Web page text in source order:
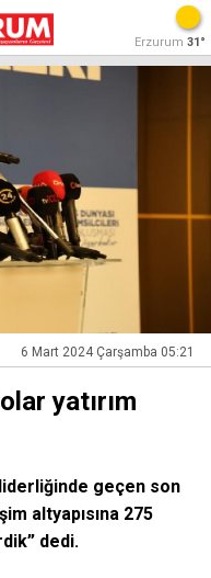
Erzurum 31°
6 Mart 2024 Çarşamba 05:21
yatırım
liderliğinde geçen son
altyapısına 275
dedi.